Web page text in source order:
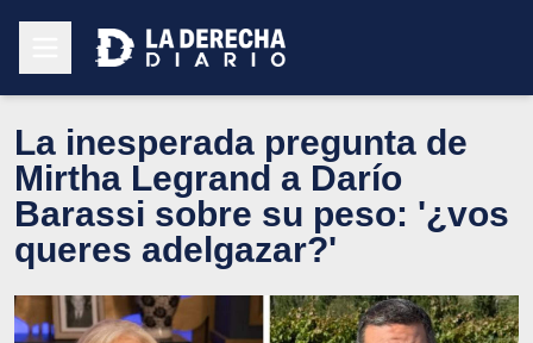
La inesperada pregunta de
Mirtha Legrand a Darío
Barassi sobre su peso: '¿vos
queres adelgazar?'